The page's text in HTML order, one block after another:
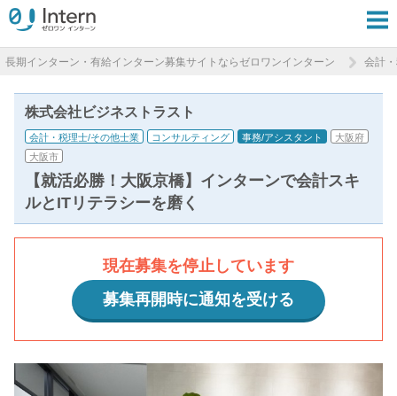
長期インターン・有給インターン募集サイトならゼロワンインターン 会計
株式会社ビジネストラスト
会計・税理士/その他士業 コンサルティング 事務/アシスタント
大阪府
大阪市
【就活必勝！大阪京橋】インターンで会計スキ
ルとITリテラシーを磨く
現在募集を停止しています
募集再開時に通知を受ける